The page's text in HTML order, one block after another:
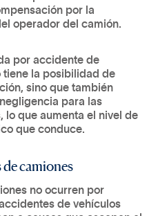
por la
operador del camión.
por accidente de
tiene la posibilidad de
sino que también
para las
lo que aumenta el nivel de
que conduce.
camiones
no ocurren por
de vehículos